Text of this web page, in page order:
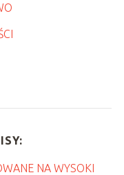
NA WYSOKI